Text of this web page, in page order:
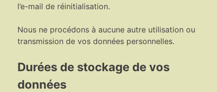
l’e-mail de réinitialisation.
Nous ne procédons à aucune autre utilisation ou
transmission de vos données personnelles.
Durées de stockage de vos
données